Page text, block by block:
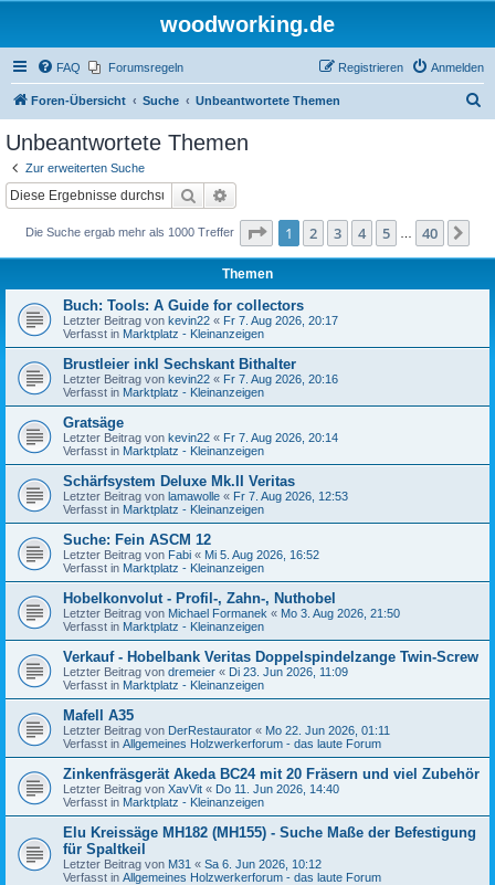
woodworking.de
FAQ Forumsregeln Anmelden
Registrieren
Foren-Übersicht Suche Unbeantwortete Themen
Unbeantwortete Themen
Zur erweiterten Suche
Suche
Die Suche ergab mehr als 1000 Treffer Seite 1von 40
1 2 3 4 5 40
Themen
Buch: Tools: A Guide for collectors
Letzter Beitrag von kevin22 « Fr 7. Aug 2026, 20:17
Verfasst in Marktplatz - Kleinanzeigen
Brustleier inkl Sechskant Bithalter
Letzter Beitrag von kevin22 « Fr 7. Aug 2026, 20:16
Verfasst in Marktplatz - Kleinanzeigen
Gratsäge
Letzter Beitrag von kevin22 « Fr 7. Aug 2026, 20:14
Verfasst in Marktplatz - Kleinanzeigen
Schärfsystem Deluxe Mk.II Veritas
Letzter Beitrag von lamawolle « Fr 7. Aug 2026, 12:53
Verfasst in Marktplatz - Kleinanzeigen
Suche: Fein ASCM 12
Letzter Beitrag von Fabi « Mi 5. Aug 2026, 16:52
Verfasst in Marktplatz - Kleinanzeigen
Hobelkonvolut - Profil-, Zahn-, Nuthobel
Letzter Beitrag von Michael Formanek « Mo 3. Aug 2026, 21:50
Verfasst in Marktplatz - Kleinanzeigen
Verkauf - Hobelbank Veritas Doppelspindelzange Twin-Screw
Letzter Beitrag von dremeier « Di 23. Jun 2026, 11:09
Verfasst in Marktplatz - Kleinanzeigen
Mafell A35
Letzter Beitrag von DerRestaurator « Mo 22. Jun 2026, 01:11
Verfasst in Allgemeines Holzwerkerforum - das laute Forum
Zinkenfräsgerät Akeda BC24 mit 20 Fräsern und viel Zubehör
Letzter Beitrag von XavVit « Do 11. Jun 2026, 14:40
Verfasst in Marktplatz - Kleinanzeigen
Elu Kreissäge MH182 (MH155) - Suche Maße der Befestigung
für Spaltkeil
Letzter Beitrag von M31 « Sa 6. Jun 2026, 10:12
Verfasst in Allgemeines Holzwerkerforum - das laute Forum